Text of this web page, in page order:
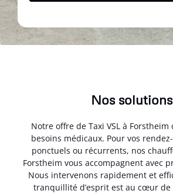
Nos solutions
Notre offre de Taxi VSL à Forstheim
besoins médicaux. Pour vos
ponctuels ou récurrents, nos
Forstheim vous accompagnent avec
Nous intervenons rapidement et
tranquillité d’esprit est au cœur de